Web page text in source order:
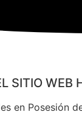
SITIO WEB
en Posesión